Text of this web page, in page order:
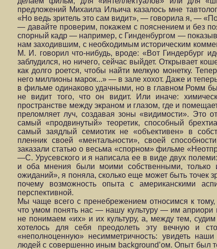
предложений Михаила Ильича казалось мне
«Но ведь зритель это сам видит», — говорила я, —
— давайте проверим, покажем с пояснением и без
спорный кадр — например, с Гинденбургом —
нам заходившим, с необходимым историческим
М. И. говорил что-нибудь, вроде: «Вот Гиндербург
заблудился, но ничего, сейчас выйдет. Открывает
как долго роется, чтобы найти мелкую монетку.
него миллионы марок...» — в зале хохот. Даже и
в фильме одинаково удачными, но в главном Ромм
не видит того, что он видит. Или иначе:
пространстве между экраном и глазом, где и
преломляет луч, создавая зоны «видимости». Это
самый «продвинутый» теоретик, способный
самый заядлый семиотик не «объективен» в
пленник своей «ментальности», своей
заказали статью о весьма «спорном» фильме
—С. Урусевского и я написала ее в виде двух
и оба мнения были моими собственными, только
ожиданий», я поняла, сколько еще может быть точек
почему возможность опыта с американскими
перспективной.
Мы чаще всего с пренебрежением относимся к тому,
что умом понять нас — нашу культуру — им
не понимаем «их» и их культуру, а, между тем,
хотелось для себя преодолеть эту вечную и
«неполноценную» несимметричность: увидеть
людей с совершенно иным background’ом. Опыт был